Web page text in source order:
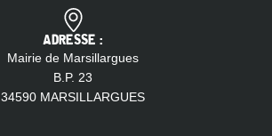
ADRESSE :
Mairie de Marsillargues
B.P. 23
34590 MARSILLARGUES